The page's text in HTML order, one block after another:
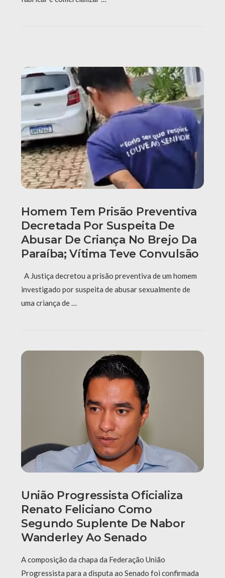
Homem Tem Prisão Preventiva
Decretada Por Suspeita De
Abusar De Criança No Brejo Da
Paraíba; Vítima Teve Convulsão
A Justiça decretou a prisão preventiva de um homem
investigado por suspeita de abusar sexualmente de
uma criança de …
União Progressista Oficializa
Renato Feliciano Como
Segundo Suplente De Nabor
Wanderley Ao Senado
A composição da chapa da Federação União
Progressista para a disputa ao Senado foi confirmada